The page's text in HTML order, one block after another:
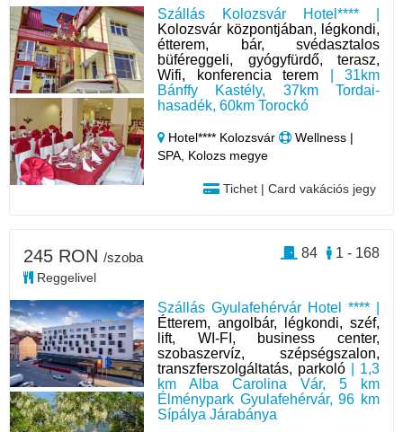
Szállás Kolozsvár Hotel**** |
Kolozsvár központjában, légkondi,
étterem, bár, svédasztalos
büféreggeli, gyógyfürdő, terasz,
Wifi, konferencia terem | 31km
Bánffy Kastély, 37km Tordai-
hasadék, 60km Torockó
Hotel**** Kolozsvár
Wellness |
SPA, Kolozs megye
Tichet | Card vakációs jegy
Szállás Gyulafehérvár Hotel **** |
Étterem, angolbár, légkondi, széf,
lift, WI-FI, business center,
szobaszervíz, szépségszalon,
transzferszolgáltatás, parkoló | 1,3
km Alba Carolina Vár, 5 km
Élménypark Gyulafehérvár, 96 km
Sípálya Járabánya
245 RON /szoba
Reggelivel
1 - 168
84